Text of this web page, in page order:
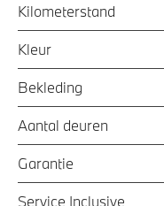
Kilometerstand
Kleur
Bekleding
Aantal deuren
Garantie
Service Inclusive